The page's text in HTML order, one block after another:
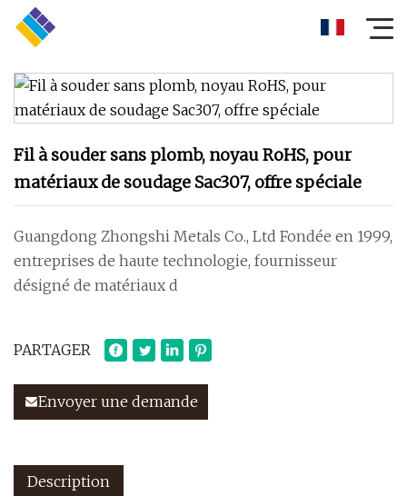
Fil à souder sans plomb, noyau RoHS, pour
matériaux de soudage Sac307, offre spéciale
Guangdong Zhongshi Metals Co., Ltd Fondée en 1999,
entreprises de haute technologie, fournisseur
désigné de matériaux d
PARTAGER
Envoyer une demande
Description